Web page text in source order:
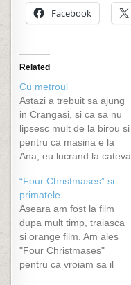
Facebook
Related
Cu metroul
Astazi a trebuit sa ajung
in Crangasi, si ca sa nu
lipsesc mult de la birou si
pentru ca masina e la
Ana, eu lucrand la cateva
sa iau metroul cu care nu
am mers de ceva vreme.
Ce am observat si ce
concluzii am…
“Four Christmases” si
primatele
Aseara am fost la film
dupa mult timp, traiasca
si orange film. Am ales
"Four Christmases"
pentru ca vroiam sa il